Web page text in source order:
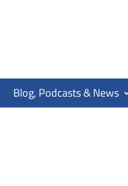
Blog, Podcasts & News